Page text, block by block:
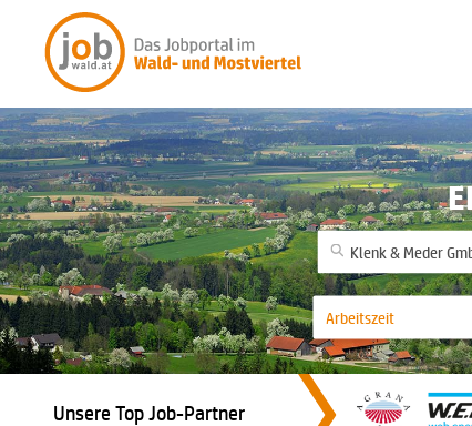
Unsere Top Job-Partner